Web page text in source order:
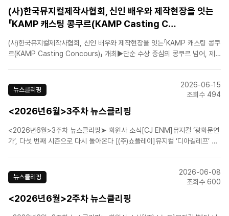
(사)한국뮤지컬제작사협회, 신인 배우와 제작현장을 잇는
「KAMP 캐스팅 콩쿠르(KAMP Casting C…
(사)한국뮤지컬제작사협회, 신인 배우와 제작현장을 잇는「KAMP 캐스팅 콩쿠
르(KAMP Casting Concours)」 개최▶단순 수상 중심의 콩쿠르 넘어, 제
뮤지컬 시장으로 진입할 수 있는 새로운 접점을 ..
뉴스클리핑
2026-06-15
조회수 494
<2026년6월>3주차 뉴스클리핑
<2026년6월>3주차 뉴스클리핑➤ 회원사 소식[CJ ENM]뮤지컬 ‘광화문연
가’, 다섯 번째 시즌으로 다시 돌아온다 [(주)쇼플레이]뮤지컬 ‘디아길레프’ 삼
니', ..
뉴스클리핑
2026-06-08
조회수 600
<2026년6월>2주차 뉴스클리핑